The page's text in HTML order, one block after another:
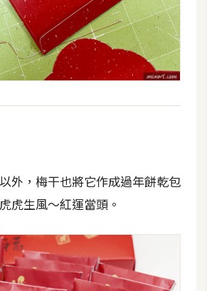
外，梅干也將它作成過年餅乾包
虎生風～紅運當頭。